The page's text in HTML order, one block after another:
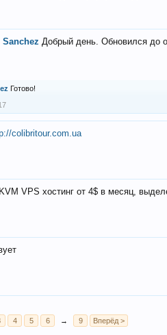
Sanchez Добрый день. Обновился до
Готово!
colibritour.com.ua
KVM VPS хостинг от 4$ в месяц,
4 5 6 → 9 Вперёд >